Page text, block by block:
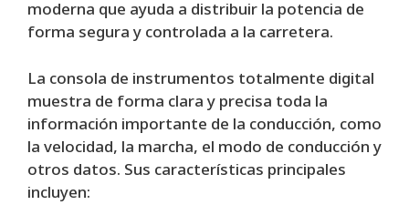
moderna que ayuda a distribuir la potencia de
forma segura y controlada a la carretera.
La consola de instrumentos totalmente digital
muestra de forma clara y precisa toda la
información importante de la conducción, como
la velocidad, la marcha, el modo de conducción y
otros datos. Sus características principales
incluyen: